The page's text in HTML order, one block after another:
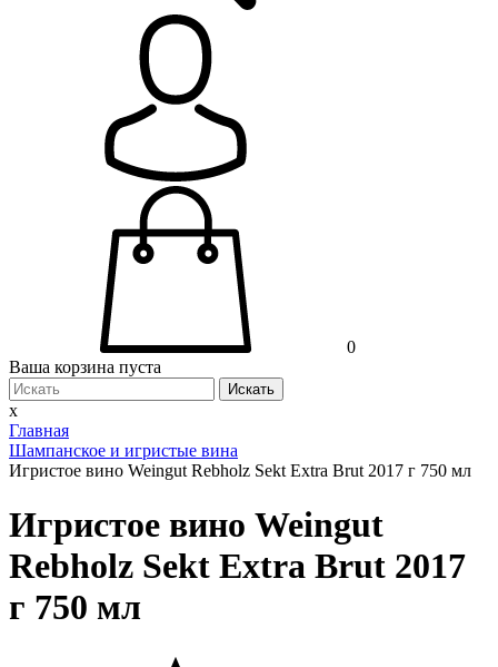
0
Ваша корзина пуста
Искать
x
Главная
Шампанское и игристые вина
Игристое вино Weingut Rebholz Sekt Extra Brut 2017 г 750 мл
Игристое вино Weingut
Rebholz Sekt Extra Brut 2017
г 750 мл